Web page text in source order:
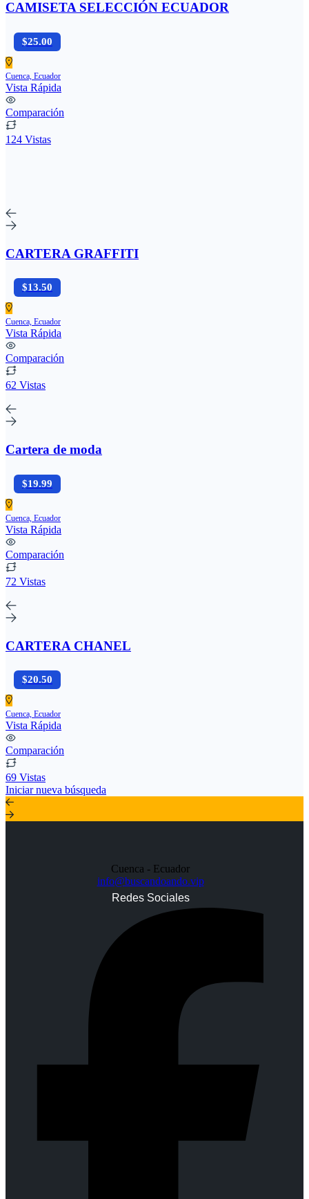
CAMISETA SELECCIÓN ECUADOR
$25.00
Cuenca, Ecuador
Vista Rápida
Comparación
124 Vistas
CARTERA GRAFFITI
$13.50
Cuenca, Ecuador
Vista Rápida
Comparación
62 Vistas
Cartera de moda
$19.99
Cuenca, Ecuador
Vista Rápida
Comparación
72 Vistas
CARTERA CHANEL
$20.50
Cuenca, Ecuador
Vista Rápida
Comparación
69 Vistas
Iniciar nueva búsqueda
Cuenca - Ecuador
info@buscandoando.vip
Redes Sociales